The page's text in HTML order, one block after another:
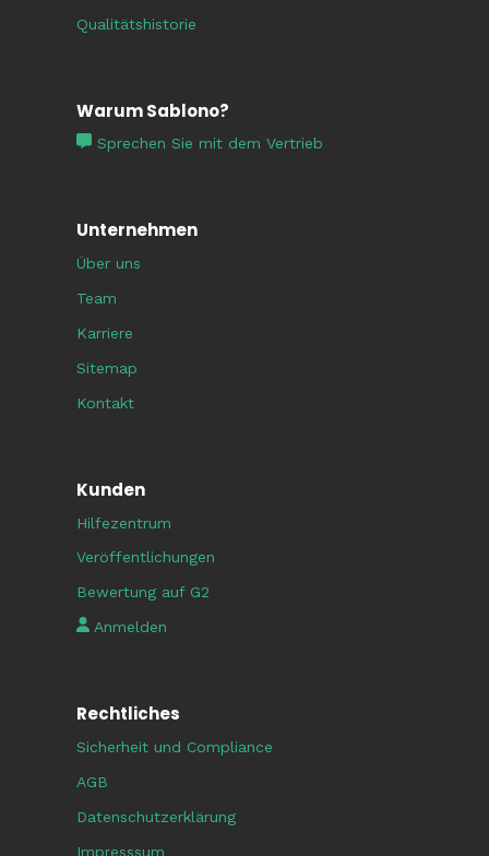
Qualitätshistorie
Warum Sablono?
Sprechen Sie mit dem Vertrieb
Unternehmen
Über uns
Team
Karriere
Sitemap
Kontakt
Kunden
Hilfezentrum
Veröffentlichungen
Bewertung auf G2
Anmelden
Rechtliches
Sicherheit und Compliance
AGB
Datenschutzerklärung
Impresssum